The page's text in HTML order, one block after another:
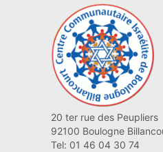
20 ter rue des Peupliers
92100 Boulogne
Tel: 01 46 04 30 74